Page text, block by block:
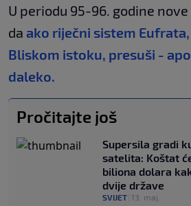
U periodu 95-96. godine
da ako riječni sistem
Bliskom istoku, presuši -
daleko.
Pročitajte još
Supersila gradi
satelita: Koštat
biliona dolara
dvije države
SVIJET 13. maj.